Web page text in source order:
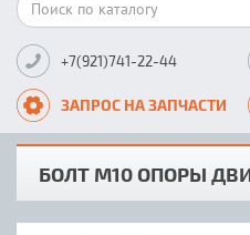
+7(921)741-22-44
ЗАПРОС НА ЗАПЧАСТИ
БОЛТ М10 ОПОРЫ